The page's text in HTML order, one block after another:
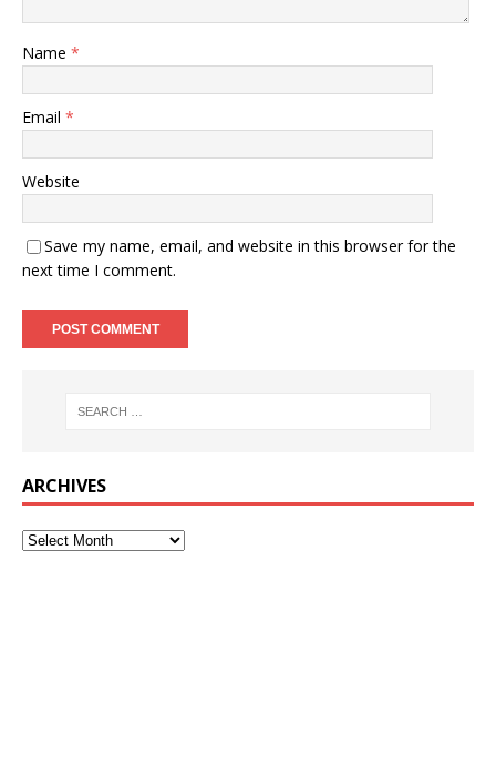
Name *
Email *
Website
Save my name, email, and website in this browser for the
next time I comment.
ARCHIVES